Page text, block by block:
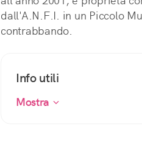
dall'A.N.F.I. in un Piccolo
contrabbando.
Info utili
Mostra